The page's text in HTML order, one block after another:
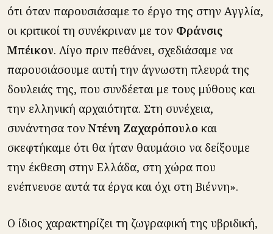
ότι όταν παρουσιάσαμε το έργο της στην Αγγλία,
οι κριτικοί τη συνέκριναν με τον Φράνσις
Μπέικον. Λίγο πριν πεθάνει, σχεδιάσαμε να
παρουσιάσουμε αυτή την άγνωστη πλευρά της
δουλειάς της, που συνδέεται με τους μύθους και
την ελληνική αρχαιότητα. Στη συνέχεια,
συνάντησα τον Ντένη Ζαχαρόπουλο και
σκεφτήκαμε ότι θα ήταν θαυμάσιο να δείξουμε
την έκθεση στην Ελλάδα, στη χώρα που
ενέπνευσε αυτά τα έργα και όχι στη Βιέννη».
Ο ίδιος χαρακτηρίζει τη ζωγραφική της υβριδική,